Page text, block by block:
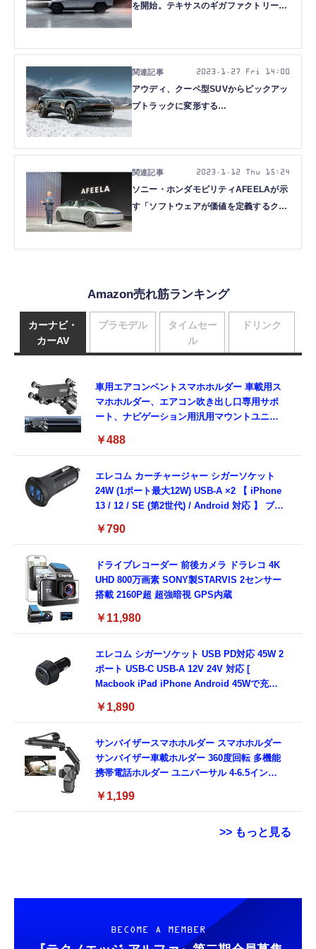
を開始。テキサスのギガファクトリーで
アウディ、クーペ型SUVからピックアッ
プトラックに変形する
2023.1.27 Fri 14:00
ソニー・ホンダモビリティAFEELAが示
す「ソフトウェアが価値を定義するクル
2023.1.12 Thu 15:24
Amazon売れ筋ランキング
カーナビ・
カーAV
車用エアコンベントスマホホルダー 車載用ス
マホホルダー、エアコン吹き出し口専用サポ
ート、ナビゲーション用汎用マウントユニバ
￥488
エレコム カーチャージャー シガーソケット
24W (1ポート最大12W) USB-A ×2 【 iPhone
13 / 12 / SE (第2世代) / Android 対応 】 ブラ
￥790
ドライブレコーダー 前後カメラ ドラレコ 4K
UHD 800万画素 SONY製STARVIS 2センサー
搭載 2160P超 超強暗視 GPS内蔵
￥11,980
エレコム シガーソケット USB PD対応 45W 2
ポート USB-C USB-A 12V 24V 対応 [
Macbook iPad iPhone Android 45Wで充電
￥1,890
サンバイザースマホホルダー スマホホルダー
サンバイザー車載ホルダー 360度回転 多機能
携帯電話ホルダー ユニバーサル 4-6.5インチ
￥1,199
>> もっと見る
プラモデル
ト〔オルテナウス〕 Black Barrel Edition 組
み立て式プラモデル ノンスケール マシュ全高
約165mm ブラックバレル（展開時）全長約
￥17,800
タイムセー
ル
ドリンク
BECOME A MEMBER